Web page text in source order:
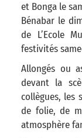
et Bonga le
Bénabar le
de L’Ecole
festivités
Allongés ou
devant la
collègues, les
de folie, de
atmosphère